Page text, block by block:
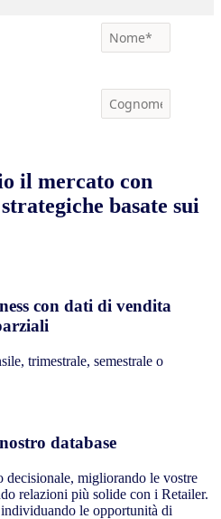
il mercato con
basate sui
con dati di vendita
trimestrale, semestrale o
database
decisionale, migliorando le vostre
relazioni più solide con i Retailer.
le opportunità di